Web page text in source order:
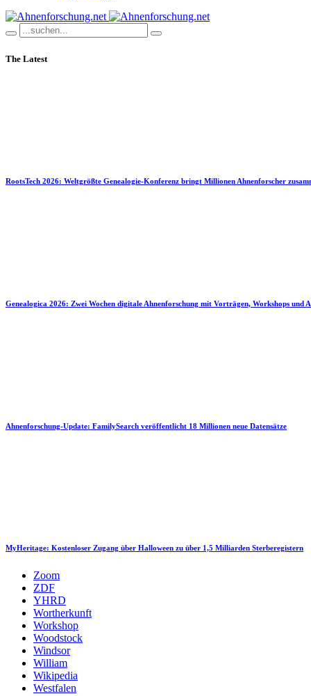
The Latest
RootsTech 2026: Weltgrößte Genealogie-Konferenz bringt Millionen Ahnenforscher
Genealogica 2026: Zwei Wochen digitale Ahnenforschung mit Vorträgen, Workshops und
Ahnenforschung-Update: FamilySearch veröffentlicht 18 Millionen neue Datensätze
MyHeritage: Kostenloser Zugang über Halloween zu über 1,5 Milliarden Sterberegistern
Zoom
ZDF
YHRD
Wortherkunft
Workshop
Woodstock
Windsor
William
Wikipedia
Westfalen